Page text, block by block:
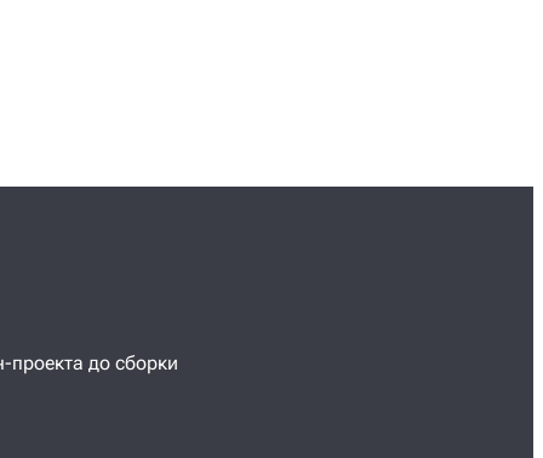
проекта до сборки